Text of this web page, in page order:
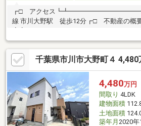
┏□ アクセス
線 市川大野駅 徒歩12分┏□ 不動産の概
にもキッチンがある間取り・土地面積：
簿）・延床面積：148.22㎡（44.83坪）（
徴 ┗┻━━━━━━━━━━━━━━━━━・
ッチンも２つあるため、2世帯住宅などに
千葉県市川市大野町４ 4,480
4,480万円
間取り 4LDK
建物面積
土地面積
築年月 2020